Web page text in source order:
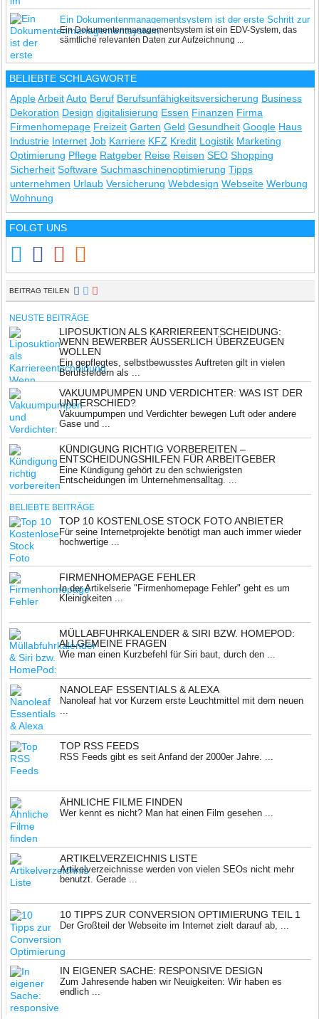
Ein Dokumentenmanagementsystem ist der erste Schritt zur
Digitalisierung im Unternehmen
Ein Dokumentenmanagementsystem ist ein EDV-System, das
sämtliche relevanten Daten zur Aufzeichnung ...
BELIEBTE SCHLAGWORTE
Apple Arbeit Auto Beruf Berufsunfähigkeitsversicherung Business
Dekoration Design digitalisierung Essen Finanzen Firma
Firmenhomepage Freizeit Garten Geld Gesundheit Google Haus
Industrie Internet Job Karriere KFZ Kredit Logistik Marketing
Optimierung Pflege Ratgeber Reise Reisen SEO Shopping
Sicherheit Software Suchmaschinenoptimierung Tipps
unternehmen Urlaub Versicherung Webdesign Webseite Werbung
Wohnung
FOLGT UNS
BEITRAG TEILEN
NEUSTE BEITRÄGE
LIPOSUKTION ALS KARRIEREENTSCHEIDUNG:
WENN BEWERBER ÄUSSERLICH ÜBERZEUGEN W
OLLEN
Ein gepflegtes, selbstbewusstes Auftreten gilt in vielen
Berufsfeldern als ...
VAKUUMPUMPEN UND VERDICHTER: WAS IST DER
UNTERSCHIED?
Vakuumpumpen und Verdichter bewegen Luft oder andere
Gase und ...
KÜNDIGUNG RICHTIG VORBEREITEN –
ENTSCHEIDUNGSHILFEN FÜR ARBEITGEBER
Eine Kündigung gehört zu den schwierigsten
Entscheidungen im Unternehmensalltag. ...
BELIEBTE BEITRÄGE
TOP 10 KOSTENLOSE STOCK FOTO ANBIETER
Für seine Internetprojekte benötigt man auch immer wieder
hochwertige ...
FIRMENHOMEPAGE FEHLER
In der Artikelserie "Firmenhomepage Fehler" geht es um
Kleinigkeiten ...
MÜLLABFUHRKALENDER & SIRI BZW. HOMEPOD:
ALLGEMEINE FRAGEN
Wie man einen Kurzbefehl für Siri baut, durch den ...
NANOLEAF ESSENTIALS & ALEXA
Nanoleaf hat vor Kurzem erste Leuchtmittel mit dem neuen
...
TOP RSS FEEDS
RSS Feeds gibt es seit Anfand der 2000er Jahre. ...
ÄHNLICHE FILME FINDEN
Wer kennt es nicht? Man hat einen Film gesehen ...
ARTIKELVERZEICHNIS LISTE
Artikelverzeichnisse werden von vielen SEOs nicht mehr
benutzt. Gerade ...
10 TIPPS ZUR CONVERSION OPTIMIERUNG TEIL 1
Der Großteil der Webseite im Internet zielt darauf ab, ...
IN EIGENER SACHE: RESPONSIVE DESIGN
Zum Jahresende haben wir Neuigkeiten: Wir haben es
endlich ...